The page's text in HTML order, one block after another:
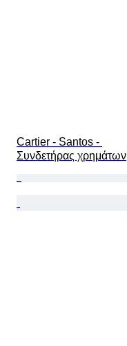
Cartier - Santos -
Συνδετήρας χρημάτων